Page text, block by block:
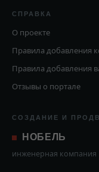
СПРАВКА
О проекте
Правила добавления
Правила добавления
Отзывы о портале
СОЗДАНИЕ И
НОБЕЛЬ
инженерная компания